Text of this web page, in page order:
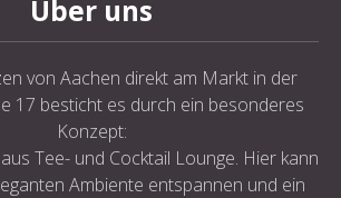
Über uns
von Aachen direkt am Markt in der
17 besticht es durch ein besonderes
Konzept:
Tee- und Cocktail Lounge. Hier kann
Ambiente entspannen und ein